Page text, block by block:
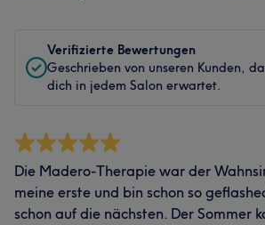
Verifizierte Bewertungen
Geschrieben von unseren Kunden,
dich in jedem Salon erwartet.
Die Madero-Therapie war der
meine erste und bin schon so
schon auf die nächsten. Der Sommer